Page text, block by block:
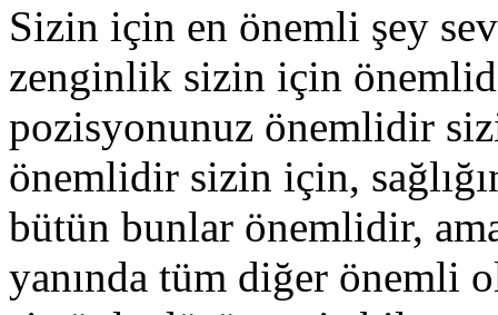
Sizin için en önemli şey
zenginlik sizin için
pozisyonunuz önemlidir
önemlidir sizin için,
bütün bunlar önemlidir,
yanında tüm diğer önemli